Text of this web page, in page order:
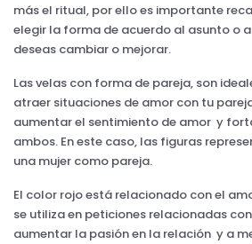
más el ritual, por ello es importante
elegir la forma de acuerdo al asunto o
deseas cambiar o mejorar.
Las velas con forma de pareja, son
atraer situaciones de amor con tu
aumentar el sentimiento de amor y
ambos. En este caso, las figuras
una mujer como pareja.
El color rojo está relacionado con el
se utiliza en peticiones relacionadas
aumentar la pasión en la relación y a